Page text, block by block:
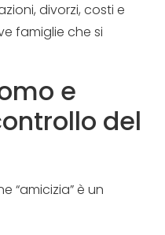
divorzi, costi e
famiglie che si
e
del
“amicizia” è un